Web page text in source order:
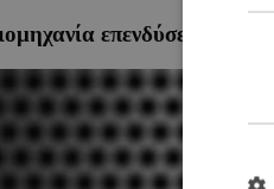
επενδύσει $13,8